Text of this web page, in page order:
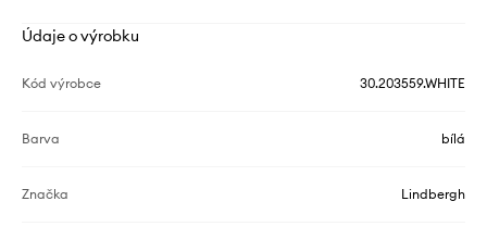
Údaje o výrobku
Kód výrobce 30.203559.WHITE
Barva bílá
Značka Lindbergh